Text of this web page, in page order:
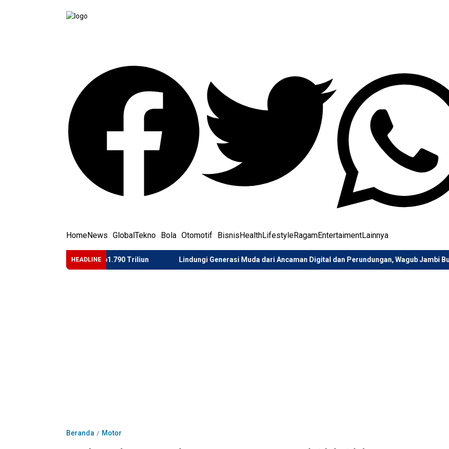
HomeNews Global Tekno Bola Otomotif Bisnis HealthLifestyleRagamEntertaimentLainnya
HEADLINE
Kembalikan Rp1.790 Triliun Lindungi Generasi Muda dari Ancaman Digital dan Perundungan, Wagub Jambi Buka Sosialisasi
Beranda / Motor